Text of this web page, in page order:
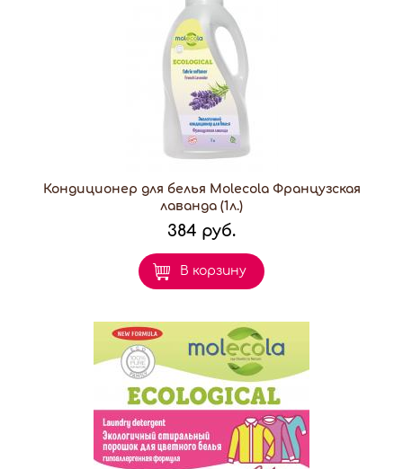
Кондиционер для белья Molecola Французская
лаванда (1л.)
384 руб.
В корзину